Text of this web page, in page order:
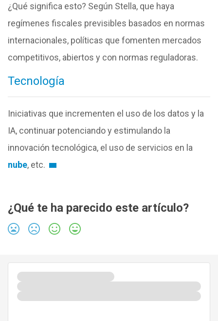
¿Qué significa esto? Según Stella, que haya
regímenes fiscales previsibles basados en normas
internacionales, políticas que fomenten mercados
competitivos, abiertos y con normas reguladoras.
Tecnología
Iniciativas que incrementen el uso de los datos y la
IA, continuar potenciando y estimulando la
innovación tecnológica, el uso de servicios en la
nube, etc.
¿Qué te ha parecido este artículo?